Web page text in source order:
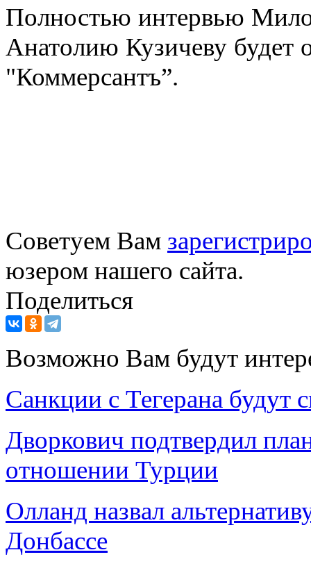
Полностью интервью
Анатолию Кузичеву будет
"Коммерсантъ”.
Советуем Вам
юзером нашего сайта.
Поделиться
Возможно Вам будут
Санкции с Тегерана будут
Дворкович подтвердил
отношении Турции
Олланд назвал
Донбассе